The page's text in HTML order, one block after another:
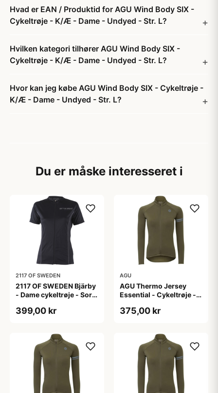
Hvad er EAN / Produktid for AGU Wind Body SIX -
Cykeltrøje - K/Æ - Dame - Undyed - Str. L?
Hvilken kategori tilhører AGU Wind Body SIX -
Cykeltrøje - K/Æ - Dame - Undyed - Str. L?
Hvor kan jeg købe AGU Wind Body SIX - Cykeltrøje -
K/Æ - Dame - Undyed - Str. L?
Du er måske interesseret i
2117 OF SWEDEN
2117 OF SWEDEN Bjärby
- Dame cykeltrøje - Sort
399,00 kr
AGU
AGU Thermo Jersey
Essential - Cykeltrøje -
L
375,00 kr